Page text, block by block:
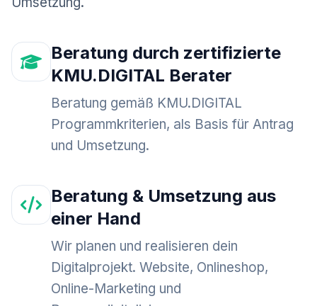
Beratung durch zertifizierte
KMU.DIGITAL Berater
Beratung gemäß KMU.DIGITAL
Programmkriterien, als Basis für Antrag
und Umsetzung.
Beratung & Umsetzung aus
einer Hand
Wir planen und realisieren dein
Digitalprojekt. Website, Onlineshop,
Online-Marketing und